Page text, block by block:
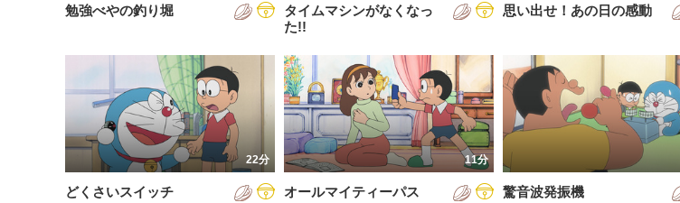
あいうえお順(降順)
動画が長い順
動画が短い順
2009年
2010年
2011年
2012年
2013年
勉強べやの釣り堀
タイムマシンがなくなっ
た!!
思い出せ！あの日の感動
22分
どくさいスイッチ
11分
オールマイティーパス 驚音波発振機